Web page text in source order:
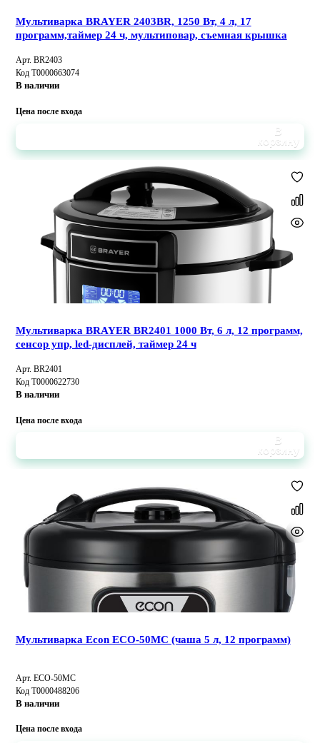
Мультиварка BRAYER 2403BR, 1250 Вт, 4 л, 17
программ,таймер 24 ч, мультиповар, съемная крышка
Арт. BR2403
Код Т0000663074
В наличии
Цена после входа
В
корзину
Мультиварка BRAYER BR2401 1000 Вт, 6 л, 12 программ,
сенсор упр, led-дисплей, таймер 24 ч
Арт. BR2401
Код Т0000622730
В наличии
Цена после входа
В
корзину
Мультиварка Econ ECO-50MC (чаша 5 л, 12 программ)
Арт. ECO-50MC
Код Т0000488206
В наличии
Цена после входа